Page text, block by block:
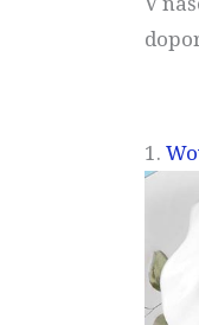
1.